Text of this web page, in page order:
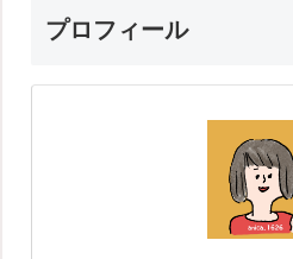
プロフィール